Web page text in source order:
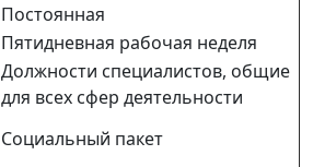
Постоянная
Пятидневная рабочая неделя
Должности специалистов, общие
для всех сфер деятельности
Социальный пакет